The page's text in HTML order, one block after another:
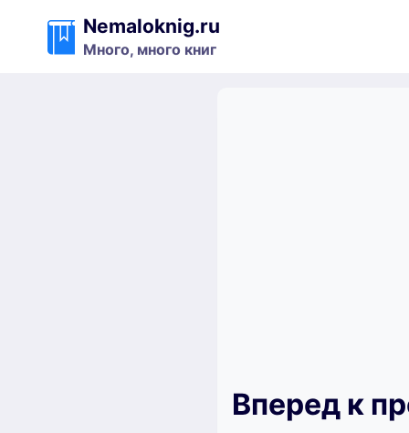
содержимому
Nemaloknig.ru
Много, много книг
Вперед к